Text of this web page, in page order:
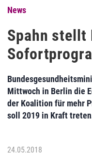
News
Spahn stellt
Mittwoch in Berlin die
der Koalition für mehr
soll 2019 in Kraft
24.05.2018